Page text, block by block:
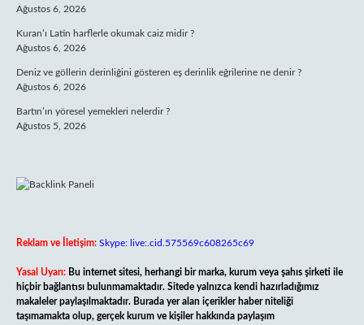
Ağustos 6, 2026
Kuran’ı Latin harflerle okumak caiz midir ?
Ağustos 6, 2026
Deniz ve göllerin derinliğini gösteren eş derinlik eğrilerine ne denir ?
Ağustos 6, 2026
Bartın’ın yöresel yemekleri nelerdir ?
Ağustos 5, 2026
Reklam ve İletişim: Skype: live:.cid.575569c608265c69
Yasal Uyarı: Bu internet sitesi, herhangi bir marka, kurum veya şahıs şirketi ile
hiçbir bağlantısı bulunmamaktadır. Sitede yalnızca kendi hazırladığımız
makaleler paylaşılmaktadır. Burada yer alan içerikler haber niteliği
taşımamakta olup, gerçek kurum ve kişiler hakkında paylaşım